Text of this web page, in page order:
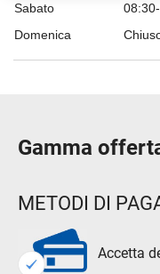
Sabato
Domenica
Gamma
METODI DI
Accetta